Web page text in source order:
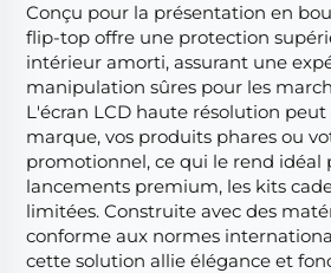
Conçu pour la présentation en
flip-top offre une protection
intérieur amorti, assurant une
manipulation sûres pour les
L'écran LCD haute résolution
marque, vos produits phares ou
promotionnel, ce qui le rend idéal
lancements premium, les kits
limitées. Construite avec des
conforme aux normes
cette solution allie élégance et